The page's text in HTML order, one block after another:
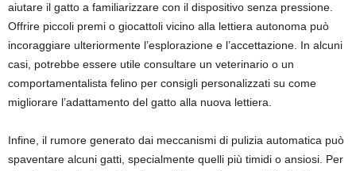
aiutare il gatto a familiarizzare con il dispositivo senza pressione.
Offrire piccoli premi o giocattoli vicino alla lettiera autonoma può
incoraggiare ulteriormente l’esplorazione e l’accettazione. In alcuni
casi, potrebbe essere utile consultare un veterinario o un
comportamentalista felino per consigli personalizzati su come
migliorare l’adattamento del gatto alla nuova lettiera.
Infine, il rumore generato dai meccanismi di pulizia automatica può
spaventare alcuni gatti, specialmente quelli più timidi o ansiosi. Per